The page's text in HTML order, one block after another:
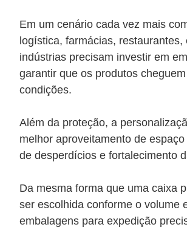
Em um cenário cada vez mais
logística, farmácias,
indústrias precisam investir em
garantir que os produtos
condições.
Além da proteção, a
melhor aproveitamento de
de desperdícios e fortalecimento
Da mesma forma que uma caixa
ser escolhida conforme o volume
embalagens para expedição